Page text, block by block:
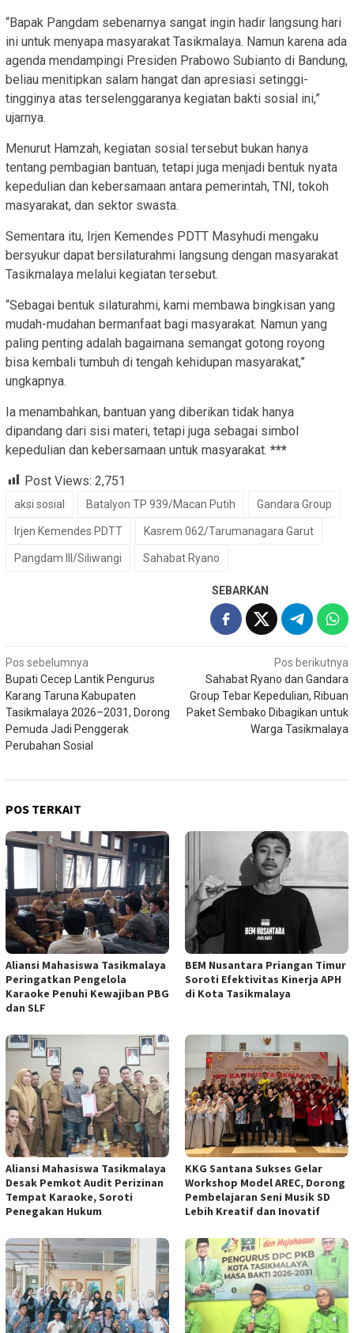
“Bapak Pangdam sebenarnya sangat ingin hadir langsung hari
ini untuk menyapa masyarakat Tasikmalaya. Namun karena ada
agenda mendampingi Presiden Prabowo Subianto di Bandung,
beliau menitipkan salam hangat dan apresiasi setinggi-
tingginya atas terselenggaranya kegiatan bakti sosial ini,”
ujarnya.
Menurut Hamzah, kegiatan sosial tersebut bukan hanya
tentang pembagian bantuan, tetapi juga menjadi bentuk nyata
kepedulian dan kebersamaan antara pemerintah, TNI, tokoh
masyarakat, dan sektor swasta.
Sementara itu, Irjen Kemendes PDTT Masyhudi mengaku
bersyukur dapat bersilaturahmi langsung dengan masyarakat
Tasikmalaya melalui kegiatan tersebut.
“Sebagai bentuk silaturahmi, kami membawa bingkisan yang
mudah-mudahan bermanfaat bagi masyarakat. Namun yang
paling penting adalah bagaimana semangat gotong royong
bisa kembali tumbuh di tengah kehidupan masyarakat,”
ungkapnya.
Ia menambahkan, bantuan yang diberikan tidak hanya
dipandang dari sisi materi, tetapi juga sebagai simbol
kepedulian dan kebersamaan untuk masyarakat. ***
Post Views: 2,751
aksi sosial Batalyon TP 939/Macan Putih Gandara Group
Irjen Kemendes PDTT Kasrem 062/Tarumanagara Garut
Pangdam III/Siliwangi Sahabat Ryano
SEBARKAN
Navigasi
pos
Pos sebelumnya
Bupati Cecep Lantik Pengurus
Karang Taruna Kabupaten
Tasikmalaya 2026–2031, Dorong
Pemuda Jadi Penggerak
Perubahan Sosial
Pos berikutnya
Sahabat Ryano dan Gandara
Group Tebar Kepedulian, Ribuan
Paket Sembako Dibagikan untuk
Warga Tasikmalaya
POS TERKAIT
Aliansi Mahasiswa Tasikmalaya
Peringatkan Pengelola
Karaoke Penuhi Kewajiban PBG
dan SLF
BEM Nusantara Priangan Timur
Soroti Efektivitas Kinerja APH
di Kota Tasikmalaya
Aliansi Mahasiswa Tasikmalaya
Desak Pemkot Audit Perizinan
Tempat Karaoke, Soroti
Penegakan Hukum
KKG Santana Sukses Gelar
Workshop Model AREC, Dorong
Pembelajaran Seni Musik SD
Lebih Kreatif dan Inovatif